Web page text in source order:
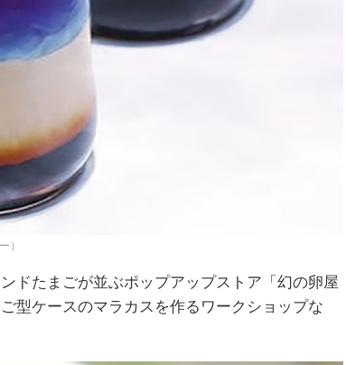
）
ドたまごが並ぶポップアップストア「幻の卵屋
型ケースのマラカスを作るワークショップな